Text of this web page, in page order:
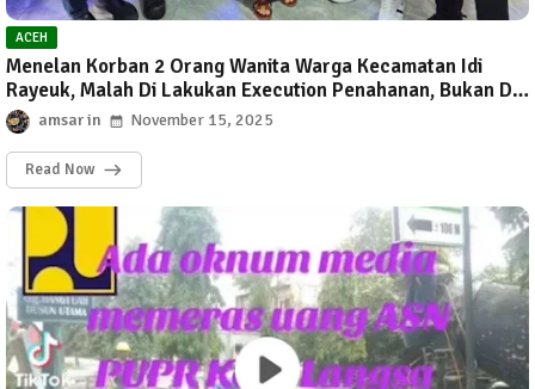
ACEH
Menelan Korban 2 Orang Wanita Warga Kecamatan Idi
Rayeuk, Malah Di Lakukan Execution Penahanan, Bukan Di
Lapas Idi, Malah, Dilakukan Penahanan Di Lapas Langsa,
Oleh Pihak Kejari Aceh Timur.
amsar November 15, 2025
Read Now